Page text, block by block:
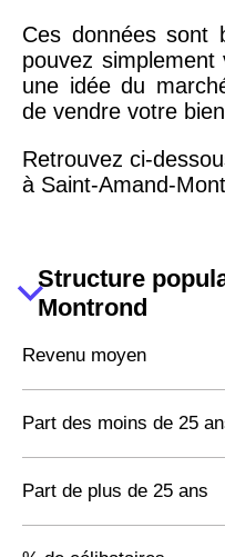
Ces données sont
pouvez
une idée du
de vendre votre
Retrouvez ci-
à Saint-Amand-
Structure
Montrond
Revenu moyen
Part des moins de 25
Part de plus de 25 ans